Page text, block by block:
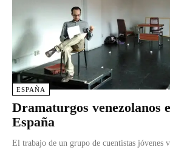
ESPAÑA
Dramaturgos venezolanos
España
El trabajo de un grupo de cuentistas jóvenes